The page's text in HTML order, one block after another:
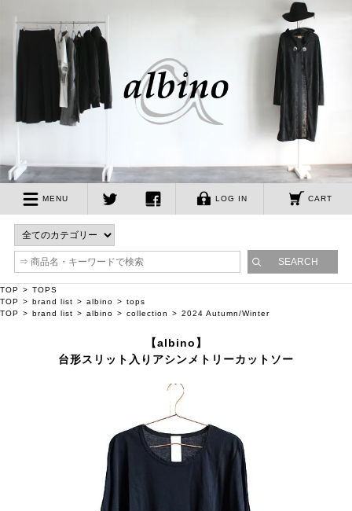
MENU LOG IN CART
TOP
TOPS
TOP
brand list albino
tops
TOP
brand list albino collection 2024 Autumn/Winter
【albino】
台形スリット入りアシンメトリーカットソー